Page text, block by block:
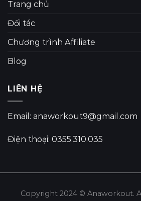
Trang chủ
Đối tác
Chương trình Affiliate
Blog
LIÊN HỆ
Email: anaworkout9@gmail.com
Điện thoại: 0355.310.035
Copyright 2024 © Anaworkout.